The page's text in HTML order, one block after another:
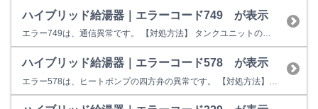
ハイブリッド給湯器｜エラーコード749 が表示
エラー749は、通信異常です。 【対処方法】 タンクユニットの電源が入っているか確認してください。 改善しない場合は、修理は下記窓口よりご依頼ください。
ハイブリッド給湯器｜エラーコード578 が表示